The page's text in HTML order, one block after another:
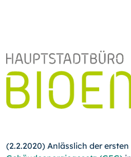
(2.2.2020) Anlässlich der